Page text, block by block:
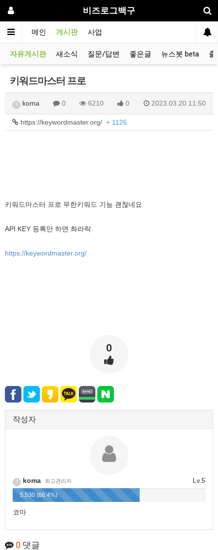
비즈로그백구
메인 게시판 사업
자유게시판 새소식 질문/답변 좋은글 뉴스봇 beta 출
키워드마스터 프로
5 koma 0 6210 0 2023.03.20 11:50
https://keywordmaster.org/ + 1126
키워드마스터 프로 무한키워드 기능 괜찮네요
API KEY 등록만 하면 촤라락
https://keywordmaster.org/
0
작성자
Lv.5
5 koma 최고관리자
5,530 (66.4%)
코마
0 댓글